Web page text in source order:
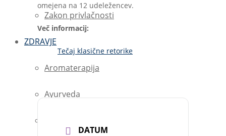
Zakon privlačnosti
ZDRAVJE
Aromaterapija
Ayurveda
omejena na 12 udeležencev.
Več informacij:
Tečaj klasične retorike
DATUM